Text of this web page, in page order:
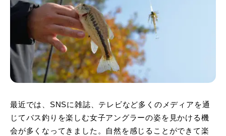
最近では、SNSに雑誌、テレビなど多くのメディアを通
じてバス釣りを楽しむ女子アングラーの姿を見かける機
会が多くなってきました。自然を感じることができて楽